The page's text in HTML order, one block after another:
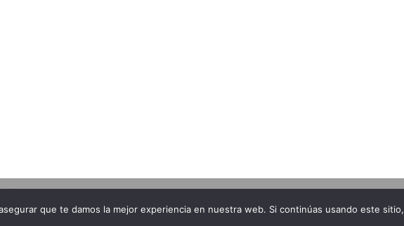
que te damos la mejor experiencia en nuestra web. Si continúas usando este